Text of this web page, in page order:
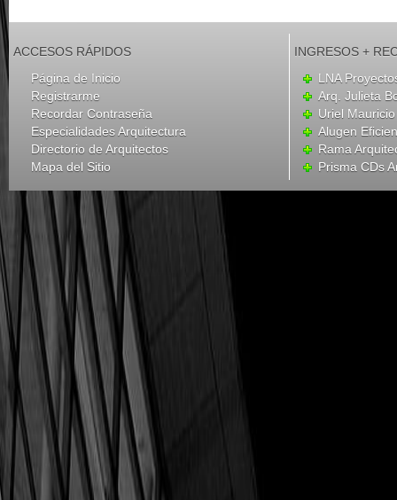
ACCESOS RÁPIDOS
Página de Inicio
Registrarme
Recordar Contraseña
Especialidades Arquitectura
Directorio de Arquitectos
Mapa del Sitio
INGRESOS +
LNA
Arq. Julieta
Uriel
Alugen
Rama
Prisma CDs